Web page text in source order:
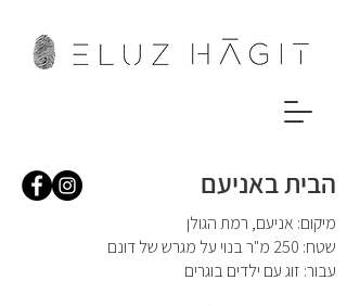
הבית באניעם
מיקום: אניעם, רמת הגולן
שטח: 250 מ"ר בנוי על מגרש של דונם
עבור: זוג עם ילדים בוגרים